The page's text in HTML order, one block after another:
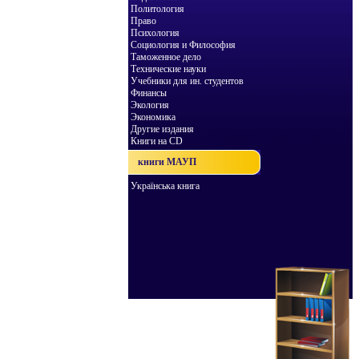
Политология
Право
Психология
Социология и Философия
Таможенное дело
Технические науки
Учебники для ин. студентов
Финансы
Экология
Экономика
Другие издания
Книги на CD
книги МАУП
Українська книга